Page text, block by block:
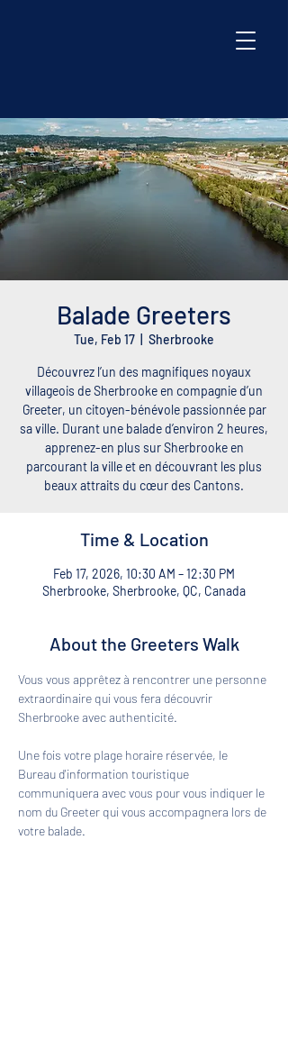
Balade Greeters
Tue, Feb 17 Sherbrooke
Découvrez l’un des magnifiques noyaux
villageois de Sherbrooke en compagnie d’un
Greeter, un citoyen-bénévole passionnée par
sa ville. Durant une balade d’environ 2 heures,
apprenez-en plus sur Sherbrooke en
parcourant la ville et en découvrant les plus
beaux attraits du cœur des Cantons.
Time & Location
Feb 17, 2026, 10:30 AM – 12:30 PM
Sherbrooke, Sherbrooke, QC, Canada
About the Greeters Walk
Vous vous apprêtez à rencontrer une personne
extraordinaire qui vous fera découvrir
Sherbrooke avec authenticité.
Une fois votre plage horaire réservée, le
Bureau d'information touristique
communiquera avec vous pour vous indiquer le
nom du Greeter qui vous accompagnera lors de
votre balade.